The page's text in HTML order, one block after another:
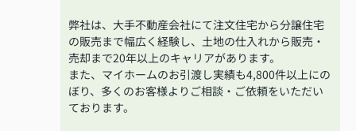
弊社は、大手不動産会社にて注文住宅から分譲住宅
の販売まで幅広く経験し、土地の仕入れから販売・
売却まで20年以上のキャリアがあります。
また、マイホームのお引渡し実績も4,800件以上にの
ぼり、多くのお客様よりご相談・ご依頼をいただい
ております。